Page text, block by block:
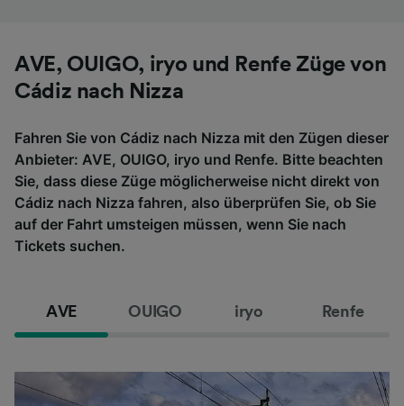
AVE, OUIGO, iryo und Renfe Züge von
Cádiz nach Nizza
Fahren Sie von Cádiz nach Nizza mit den Zügen dieser
Anbieter: AVE, OUIGO, iryo und Renfe. Bitte beachten
Sie, dass diese Züge möglicherweise nicht direkt von
Cádiz nach Nizza fahren, also überprüfen Sie, ob Sie
auf der Fahrt umsteigen müssen, wenn Sie nach
Tickets suchen.
AVE OUIGO iryo Renfe